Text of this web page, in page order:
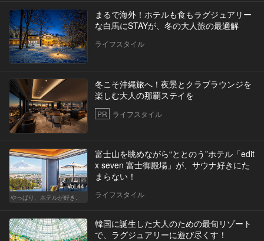
まるで海外！ホテルも食もラグジュアリー
な白馬にSTAYが、冬の大人旅の最適解
ライフスタイル
冬こそ沖縄旅へ！夜景とクラブラウンジを
楽しむ大人の那覇ステイを
PR ライフスタイル
Vol.44
やっぱり、ホテルが好き。
富士山を眺めながら“ととのう”ホテル「edit
x seven 富士御殿場」が、サウナ好きにた
まらない！
ライフスタイル
韓国に誕生した大人のための最旬リゾート
で、ラグジュアリーに遊び尽くす！